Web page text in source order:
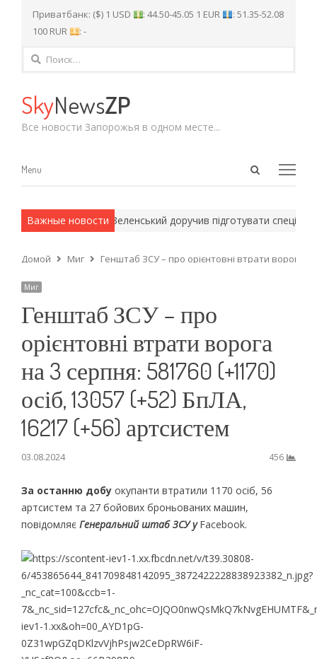
Приватбанк: ($) 1 USD : 44.50-45.05 1 EUR
: 51.35-52.08
100 RUR
: -
Найти:
SkyNewsZP
Все новости Запорожья в одном месте...
Open
Menu
Menu
Важные новости
методы. Зеленський доручив підготувати
Домой Миг Генштаб ЗСУ – про орієнтовні втрати ворога на
Миг
Генштаб ЗСУ – про
орієнтовні втрати ворога
на 3 серпня: 581760 (+1170)
осіб, 13057 (+52) БпЛА,
16217 (+56) артсистем
03.08.2024 456
За останню добуокупанти втратили 1170 осіб, 56
артсистем та 27 бойових броньованих машин,
повідомляє Генеральний штаб ЗСУ уFacebook.